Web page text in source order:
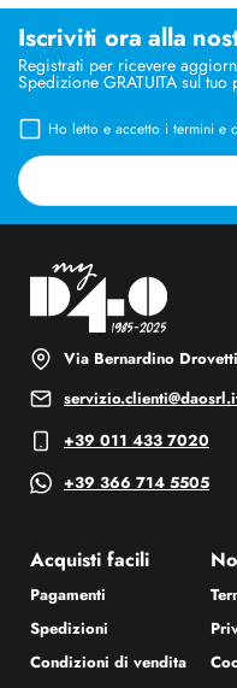
Iscriviti ora alla
Registrati per ricevere
Spedizione GRATUITA sul
Ho letto e accetto i termini e
Via Bernardino
+39 011 433 7020
+39 366 714 5505
Acquisti facili
Pagamenti
Spedizioni
Condizioni di vendita